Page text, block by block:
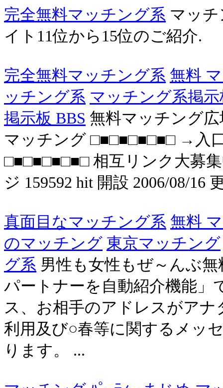
完全無料マッチング系 マッ
イト11位から15位のご紹介.
完全無料マッチング系 無料
ッチング系 マッチング系掲示
掲示板 BBS 無料マッチング
マッチング □■□■□■□■□ →入
□■□■□■□■□ 相互リンク大募
ジ 159592 hit 開設 2006/08/16
真面目なマッチング系 無料
のマッチング 東京マッチング
グ系 男性も女性もぜ～んぶ
パートナーを自動紹介機能」
ス、お相手のアドレスがア
利用及び○春等に関するメッ
ります。 ...